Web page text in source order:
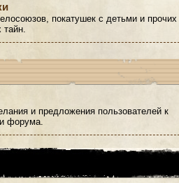
покатушек с детьми и прочих
тайн.
и предложения пользователей к
форума.